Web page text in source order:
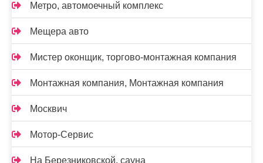
Метро, автомоечный комплекс
Мещера авто
Мистер оконщик, торгово-монтажная компания
Монтажная компания, Монтажная компания
Москвич
Мотор-Сервис
На Березниковской, сауна